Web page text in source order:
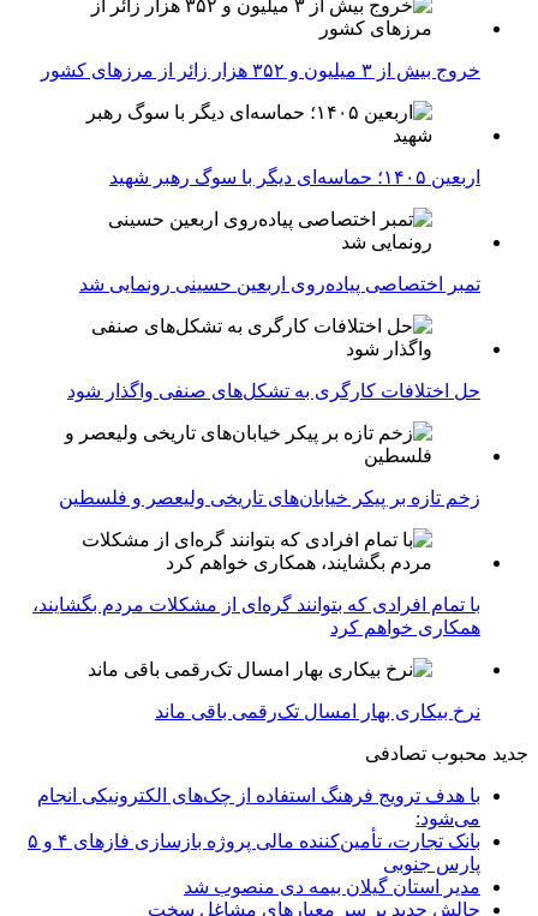
خروج بیش از ۳ میلیون و ۳۵۲ هزار زائر از مرزهای کشور
اربعین ۱۴۰۵؛ حماسه‌ای دیگر با سوگ رهبر شهید
تمبر اختصاصی پیاده‌روی اربعین حسینی رونمایی شد
حل اختلافات کارگری به تشکل‌های صنفی واگذار شود
زخم تازه بر پیکر خیابان‌های تاریخی ولیعصر و فلسطین
با تمام افرادی که بتوانند گره‌ای از مشکلات مردم بگشایند،
همکاری خواهم کرد
نرخ بیکاری بهار امسال تک‌رقمی باقی ماند
جدید محبوب تصادفی
با هدف ترویج فرهنگ استفاده از چک‌های الکترونیکی انجام
می‌شود:
بانک تجارت، تأمین‌کننده مالی پروژه بازسازی فازهای ۴ و ۵
پارس جنوبی
مدیر استان گیلان بیمه دی منصوب شد
چالش جدید بر سر معیارهای مشاغل سخت